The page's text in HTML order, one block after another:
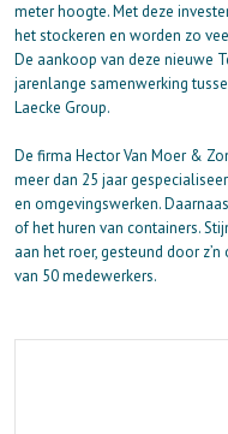
meter hoogte. Met deze
het stockeren en worden zo
De aankoop van deze nieuwe
jarenlange samenwerking
Laecke Group.
De firma Hector Van Moer &
meer dan 25 jaar
en omgevingswerken.
of het huren van containers.
aan het roer, gesteund door
van 50 medewerkers.